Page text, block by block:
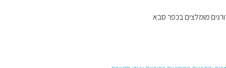
מומלצים בכפר סבא